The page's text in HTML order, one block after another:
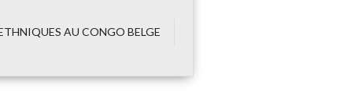
AU CONGO BELGE